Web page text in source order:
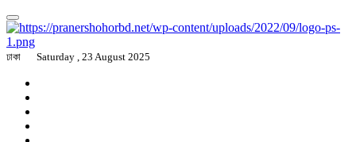
ঢাকা Saturday , 23 August 2025